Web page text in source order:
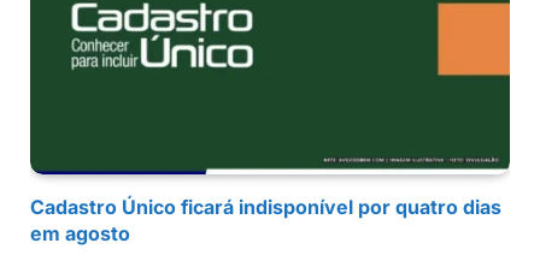
Cadastro Único ficará indisponível por quatro dias
em agosto